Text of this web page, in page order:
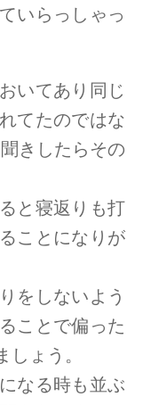
いらっしゃっ
いてあり同じ
てたのではな
きしたらその
と寝返りも打
ことになりが
をしないよう
ことで偏った
ょう。
なる時も並ぶ